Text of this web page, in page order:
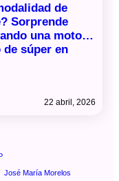
de
Sorprende
una moto…
de súper en
22 abril, 2026
José María Morelos